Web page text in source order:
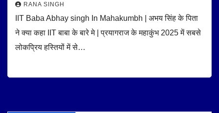
RANA SINGH
IIT Baba Abhay singh In Mahakumbh | अभय सिंह के पिता
ने क्या कहा IIT बाबा के बारे मे | प्रयागराज के महाकुंभ 2025 में सबसे
लोकप्रिय हस्तियों में से…